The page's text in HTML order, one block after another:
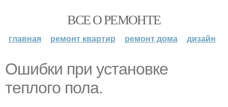
ВСЕ О РЕМОНТЕ
главная ремонт квартир ремонт дома дизайн
Ошибки при установке
теплого пола.